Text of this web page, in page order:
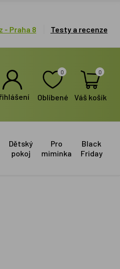
- Praha 8 Testy a recenze
Přihlášení
0
Oblíbené
0
Váš košík
Dětský
pokoj
Pro
miminka
Black
Friday